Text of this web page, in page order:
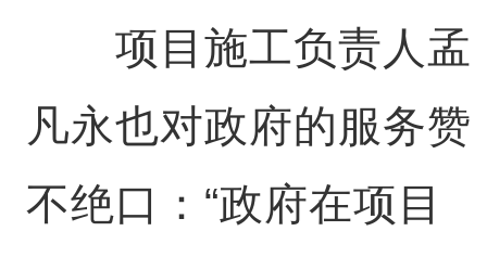
项目施工负责人孟
凡永也对政府的服务赞
不绝口：“政府在项目